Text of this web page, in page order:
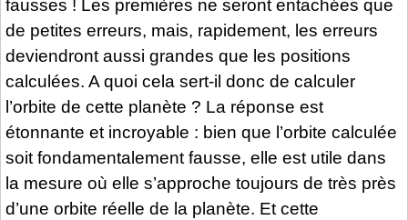
fausses ! Les premières ne seront entachées que
de petites erreurs, mais, rapidement, les erreurs
deviendront aussi grandes que les positions
calculées. A quoi cela sert-il donc de calculer
l’orbite de cette planète ? La réponse est
étonnante et incroyable : bien que l’orbite calculée
soit fondamentalement fausse, elle est utile dans
la mesure où elle s’approche toujours de très près
d’une orbite réelle de la planète. Et cette